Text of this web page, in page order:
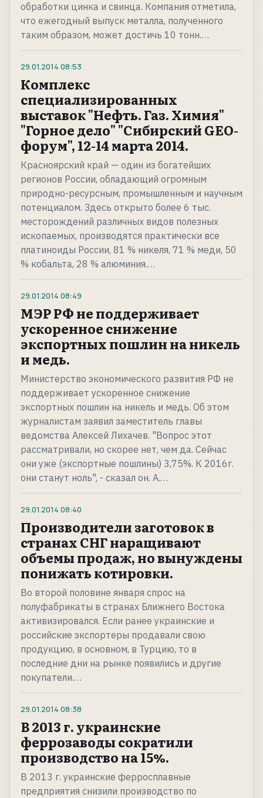
обработки цинка и свинца. Компания отметила,
что ежегодный выпуск металла, полученного
таким образом, может достичь 10 тонн.…
29.01.2014 08:53
Комплекс
специализированных
выставок "Нефть. Газ. Химия"
"Горное дело" "Сибирский GEO-
форум", 12-14 марта 2014.
Красноярский край — один из богатейших
регионов России, обладающий огромным
природно-ресурсным, промышленным и научным
потенциалом. Здесь открыто более 6 тыс.
месторождений различных видов полезных
ископаемых, производятся практически все
платиноиды России, 81 % никеля, 71 % меди, 50
% кобальта, 28 % алюминия.…
29.01.2014 08:49
МЭР РФ не поддерживает
ускоренное снижение
экспортных пошлин на никель
и медь.
Министерство экономического развития РФ не
поддерживает ускоренное снижение
экспортных пошлин на никель и медь. Об этом
журналистам заявил заместитель главы
ведомства Алексей Лихачев. "Вопрос этот
рассматривали, но скорее нет, чем да. Сейчас
они уже (экспортные пошлины) 3,75%. К 2016г.
они станут ноль", - сказал он. А.…
29.01.2014 08:40
Производители заготовок в
странах СНГ наращивают
объемы продаж, но вынуждены
понижать котировки.
Во второй половине января спрос на
полуфабрикаты в странах Ближнего Востока
активизировался. Если ранее украинские и
российские экспортеры продавали свою
продукцию, в основном, в Турцию, то в
последние дни на рынке появились и другие
покупатели.…
29.01.2014 08:38
В 2013 г. украинские
феррозаводы сократили
производство на 15%.
В 2013 г. украинские ферросплавные
предприятия снизили производство по